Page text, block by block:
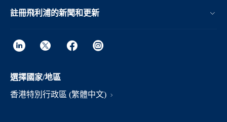
註冊飛利浦的新聞和更新
選擇國家/地區
香港特別行政區 (繁體中文)